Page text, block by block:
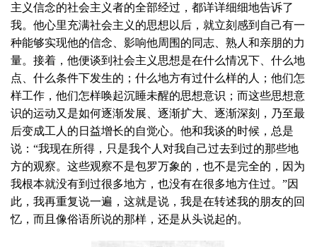
主义信念的社会主义者的全部经过，都详详细细地告诉了
我。他心里充满社会主义的思想以后，就立刻感到自己有一
种能够实现他的信念、影响他周围的同志、熟人和亲朋的力
量。接着，他便谈到社会主义思想是在什么情况下、什么地
点、什么条件下发生的；什么地方有过什么样的人；他们怎
样工作，他们怎样唤起沉睡未醒的思想意识；而这些思想意
识的运动又是如何逐渐发展、逐渐扩大、逐渐深刻，乃至最
后变成工人的日益增长的自觉心。他和我谈的时候，总是
说：“我现在所得，只是我个人对我自己过去到过的那些地
方的观察。这些观察不是包罗万象的，也不是完全的，因为
我根本就没有到过很多地方，也没有在很多地方住过。”因
此，我再重复说一遍，这就是说，我是在转述我的朋友的回
忆，而且像俗语所说的那样，还是从头说起的。